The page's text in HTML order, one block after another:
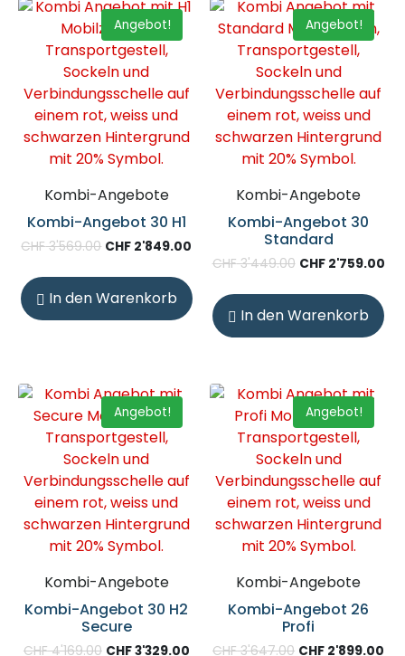
Angebot!
Kombi-Angebote
Kombi-Angebot 30 H1
CHF3'569.00 CHF 2'849.00
In den Warenkorb
Angebot!
Kombi-Angebote
Kombi-Angebot 30
Standard
CHF3'449.00 CHF2'759.00
In den Warenkorb
Angebot!
Kombi-Angebote
Kombi-Angebot 30 H2
Secure
CHF4'169.00 CHF3'329.00
Angebot!
Kombi-Angebote
Kombi-Angebot 26
Profi
CHF3'647.00 CHF 2'899.00